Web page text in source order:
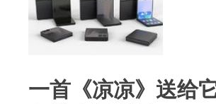
一首《凉凉》送给